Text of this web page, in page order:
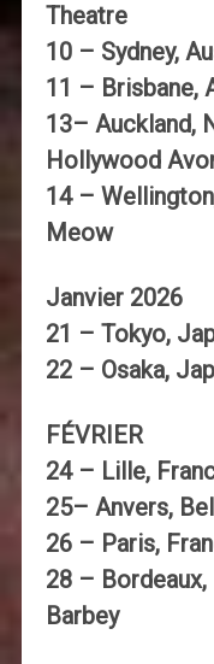
Theatre
10 – Sydney,
11 – Brisbane,
13– Auckland,
Hollywood
14 –
Meow
Janvier 2026
21 – Tokyo,
22 – Osaka,
FÉVRIER
24 – Lille,
25– Anvers,
26 – Paris,
28 –
Barbey